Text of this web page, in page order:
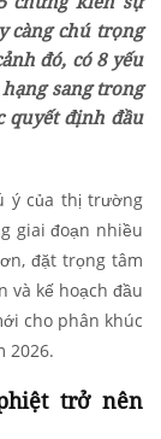
càng chú trọng
đó, có 8 yếu
sang trong
quyết định đầu
ý của thị trường
giai đoạn nhiều
đặt trọng tâm
và kế hoạch đầu
cho phân khúc
2026.
trở nên